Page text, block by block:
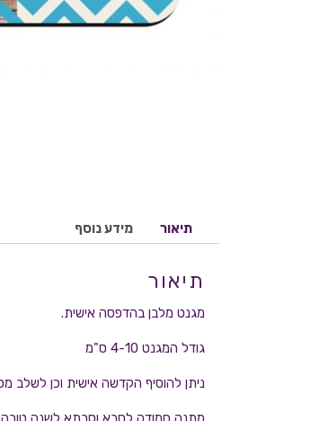
תיאור מידע נוסף
תיאור
מגנט מלבן בהדפסה אישית.
גודל המגנט 4-10 ס"מ
ניתן להוסיף הקדשה אישית וכן לשלב